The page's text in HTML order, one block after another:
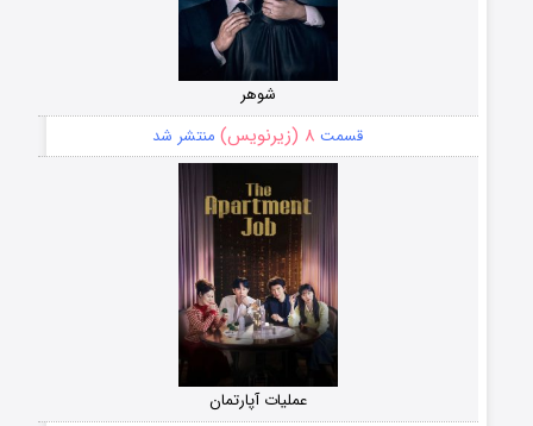
شوهر
قسمت ۸ (زیرنویس) منتشر شد
عملیات آپارتمان